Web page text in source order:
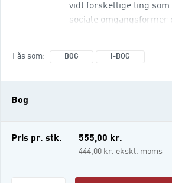
vidt forskellige ting som
sociale omgangsformer
Kulturbegrebet i teo
Fås som BOG I-BOG
Bog
i-bog
Pris pr. stk. 555,00 kr.
444,00 kr. ekskl. moms